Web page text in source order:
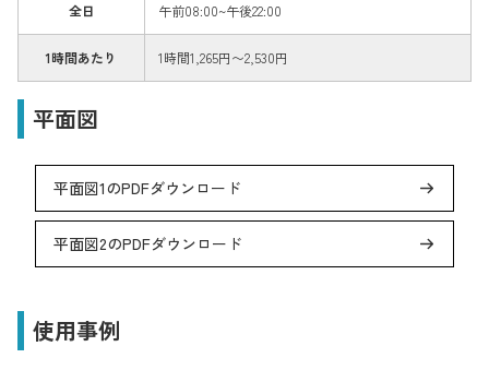
全日 午前08:00~午後22:00
1時間あたり 1時間1,265円〜2,530円
平面図
平面図1のPDFダウンロード
平面図2のPDFダウンロード
使用事例